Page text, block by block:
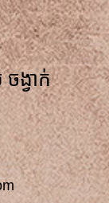
ង្វាក់